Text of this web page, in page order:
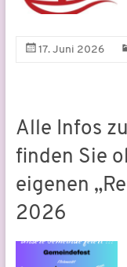
17. Juni 2026
Alle Infos
finden Sie
eigenen
2026